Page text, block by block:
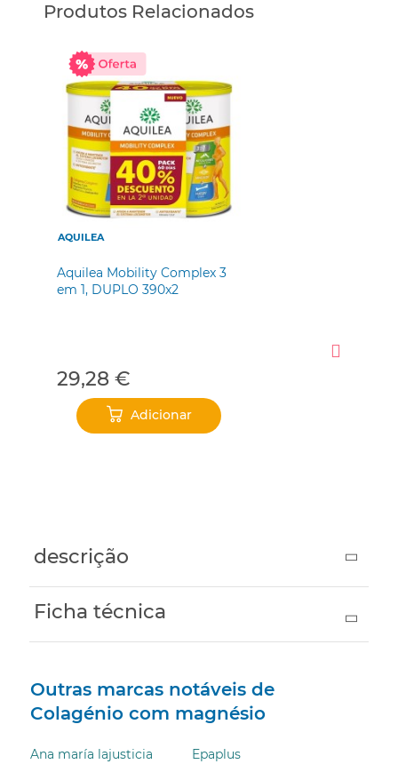
Produtos Relacionados
AQUILEA
Aquilea Mobility Complex 3
em 1, DUPLO 390x2
29,28 €
Adicionar
descrição
Ficha técnica
Outras marcas notáveis ​​de
Colagénio com magnésio
Ana maría lajusticia Epaplus